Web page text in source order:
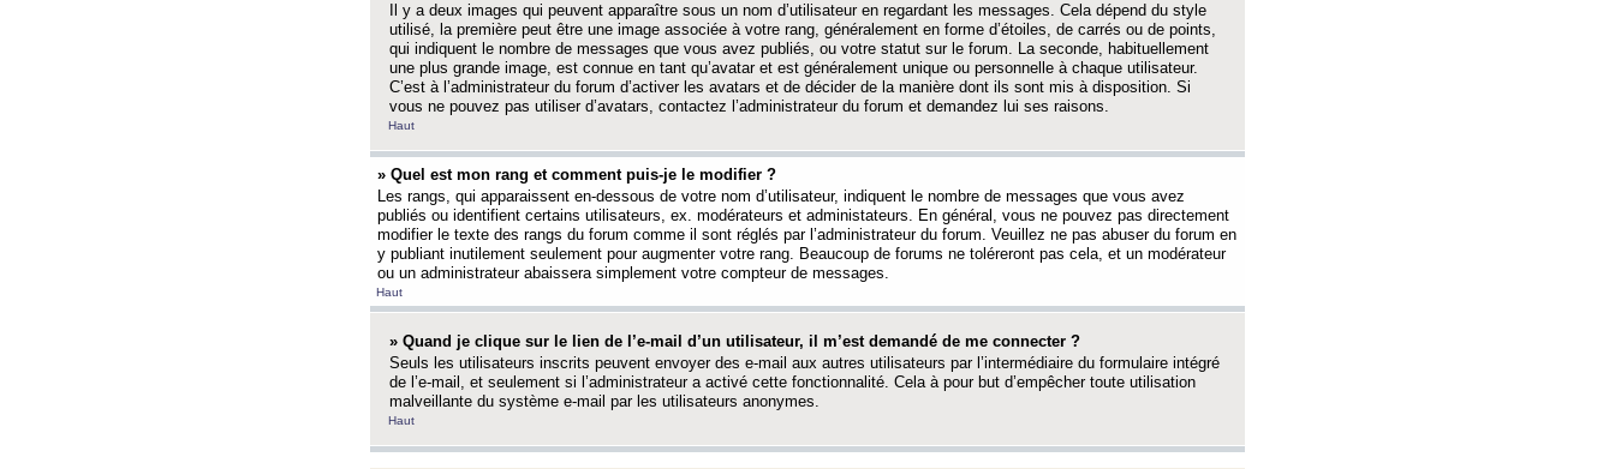
Il y a deux images qui peuvent apparaître sous un nom d’utilisateur en regardant les messages. Cela dépend du style
utilisé, la première peut être une image associée à votre rang, généralement en forme d’étoiles, de carrés ou de points,
qui indiquent le nombre de messages que vous avez publiés, ou votre statut sur le forum. La seconde, habituellement
une plus grande image, est connue en tant qu’avatar et est généralement unique ou personnelle à chaque utilisateur.
C’est à l’administrateur du forum d’activer les avatars et de décider de la manière dont ils sont mis à disposition. Si
vous ne pouvez pas utiliser d’avatars, contactez l’administrateur du forum et demandez lui ses raisons.
Haut
» Quel est mon rang et comment puis-je le modifier ?
Les rangs, qui apparaissent en-dessous de votre nom d’utilisateur, indiquent le nombre de messages que vous avez
publiés ou identifient certains utilisateurs, ex. modérateurs et administateurs. En général, vous ne pouvez pas directement
modifier le texte des rangs du forum comme il sont réglés par l’administrateur du forum. Veuillez ne pas abuser du forum en
y publiant inutilement seulement pour augmenter votre rang. Beaucoup de forums ne toléreront pas cela, et un modérateur
ou un administrateur abaissera simplement votre compteur de messages.
Haut
» Quand je clique sur le lien de l’e-mail d’un utilisateur, il m’est demandé de me connecter ?
Seuls les utilisateurs inscrits peuvent envoyer des e-mail aux autres utilisateurs par l’intermédiaire du formulaire intégré
de l’e-mail, et seulement si l’administrateur a activé cette fonctionnalité. Cela à pour but d’empêcher toute utilisation
malveillante du système e-mail par les utilisateurs anonymes.
Haut